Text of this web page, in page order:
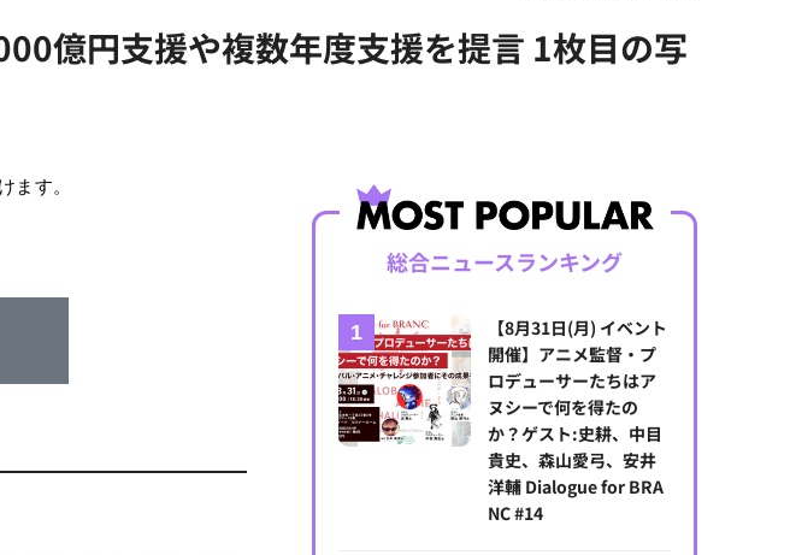
億円支援や複数年度支援を提言 1枚目の写
ます。
総合ニュースランキング
【8月31日(月) イベント
開催】アニメ監督・プ
ロデューサーたちはア
ヌシーで何を得たの
か？ゲスト:史耕、中目
貴史、森山愛弓、安井
洋輔 Dialogue for BRA
NC #14